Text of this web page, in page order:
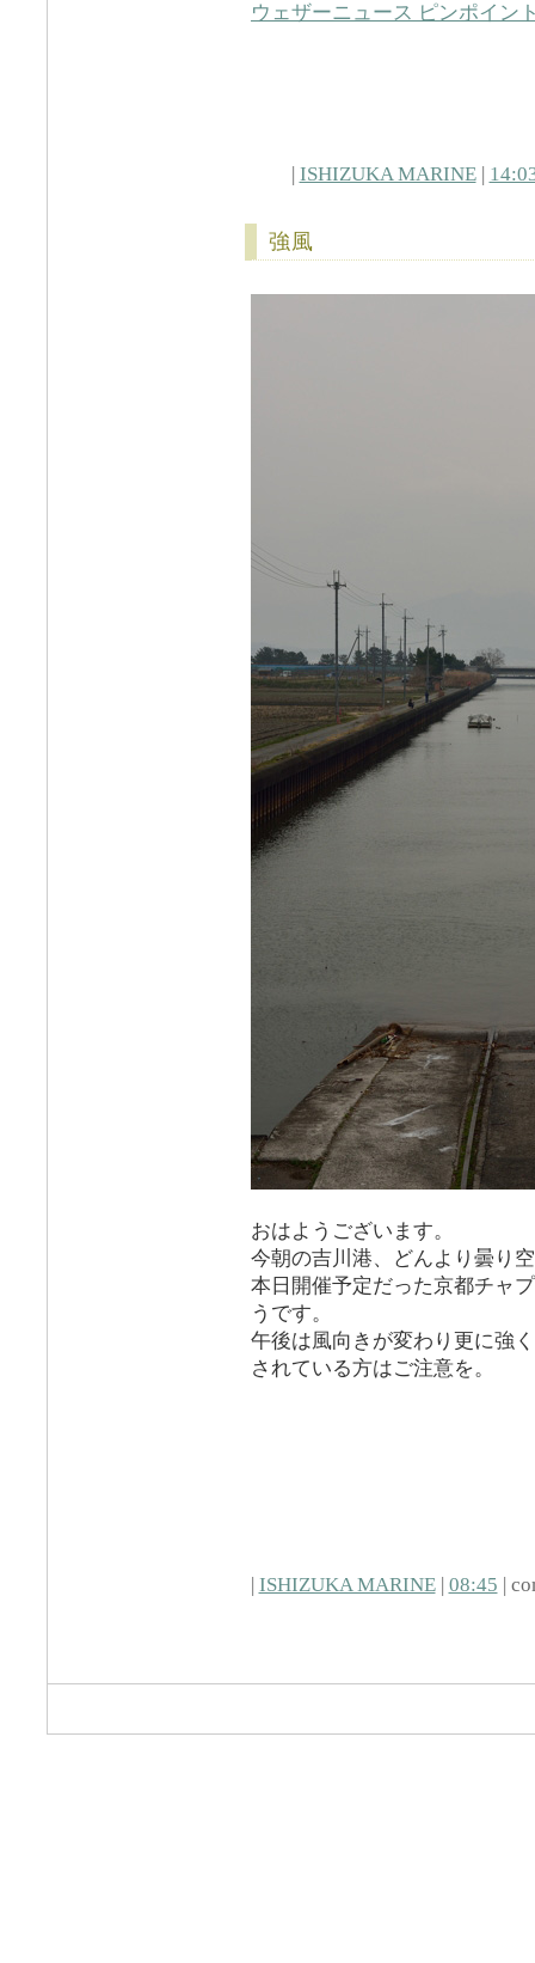
ウェザーニュース ピンポイン
| ISHIZUKA MARINE|
強風
おはようございます。
今朝の吉川港、どんより曇り
本日開催予定だった京都チャ
うです。
午後は風向きが変わり更に強
されている方はご注意を。
| ISHIZUKA MARINE| 08:45 |